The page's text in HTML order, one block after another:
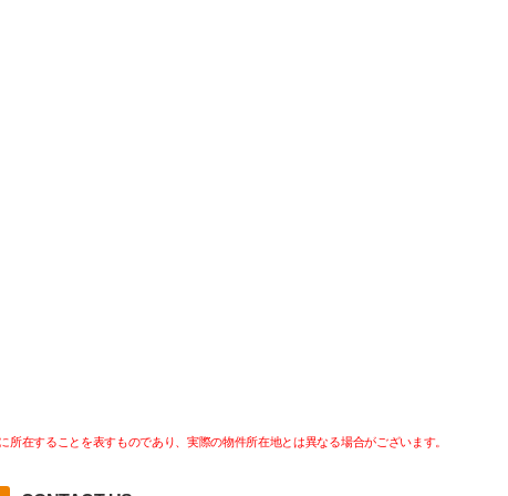
在することを表すものであり、実際の物件所在地とは異なる場合がございます。